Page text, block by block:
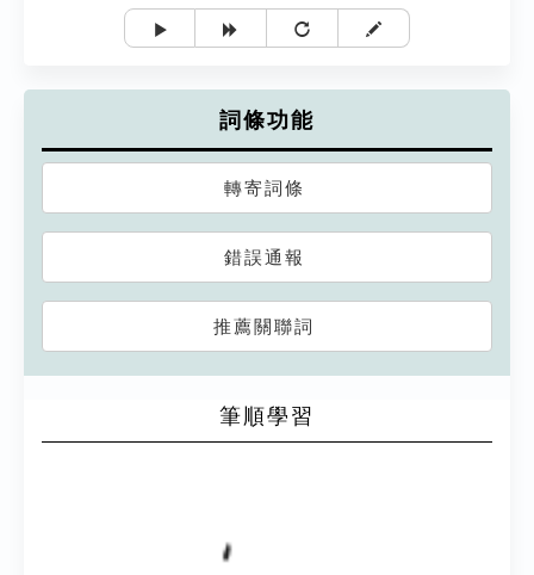
詞條功能
轉寄詞條
錯誤通報
推薦關聯詞
筆順學習